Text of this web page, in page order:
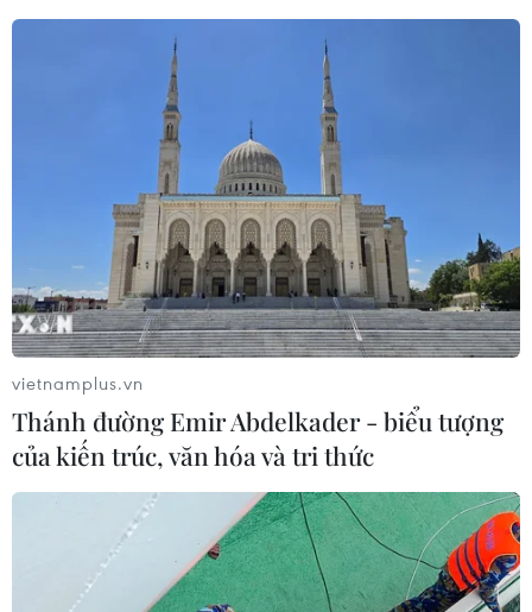
CƠ QUAN CHỦ QUẢN: THÔNG TẤN XÃ VIỆT NAM
Tổng Biên tập: TRẦN TIẾN DUẨN
Phó Tổng Biên tập: NGUYỄN THỊ TÁM, KHÚC THANH
Sở hữu trí tuệ
Quy định sử dụng
RSS
Hỗ trợ
Ngôn ngữ
TTXVN
Dịch vụ tin
Liên hệ
Giấy phép số: 1374/GP-BTTTT do Bộ Thông tin và Truyền thông
cấp ngày 11/9/2008.
vietnamplus.vn
Thánh đường Emir Abdelkader - biểu tượng
của kiến trúc, văn hóa và tri thức